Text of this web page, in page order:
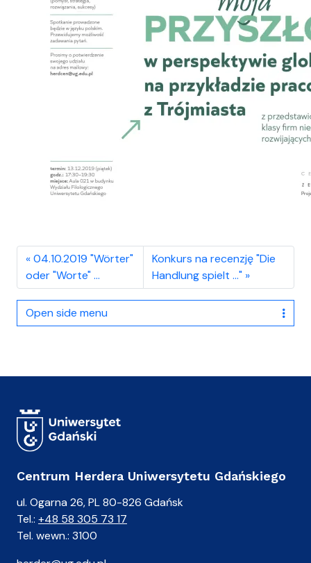
04.10.2019 "Wörter"
oder "Worte" …
Konkurs na recenzję "Die
Handlung spielt …"
Open side menu
Centrum Herdera Uniwersytetu Gdańskiego
ul. Ogarna 26, PL 80-826 Gdańsk
Tel.: +48 58 305 73 17
Tel. wewn.: 3100